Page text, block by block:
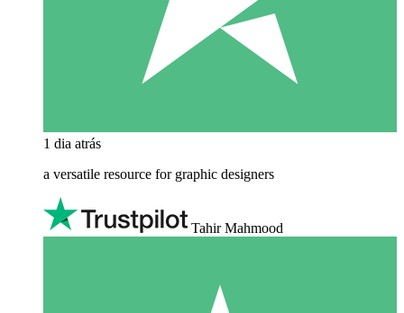
1 dia atrás
a versatile resource for graphic designers
Tahir Mahmood